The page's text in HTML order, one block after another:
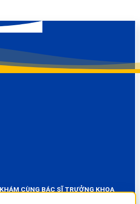
CÙNG BÁC SĨ TRƯỞNG KHOA